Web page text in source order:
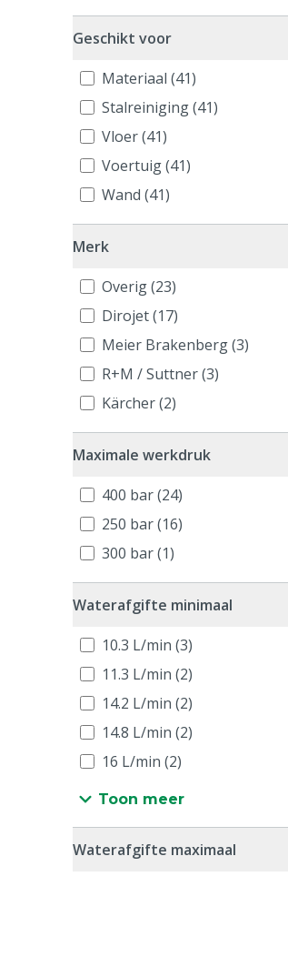
Geschikt voor
Materiaal (41)
Stalreiniging (41)
Vloer (41)
Voertuig (41)
Wand (41)
Merk
Overig (23)
Dirojet (17)
Meier Brakenberg (3)
R+M / Suttner (3)
Kärcher (2)
Maximale werkdruk
400 bar (24)
250 bar (16)
300 bar (1)
Waterafgifte minimaal
10.3 L/min (3)
11.3 L/min (2)
14.2 L/min (2)
14.8 L/min (2)
16 L/min (2)
Toon meer
Waterafgifte maximaal